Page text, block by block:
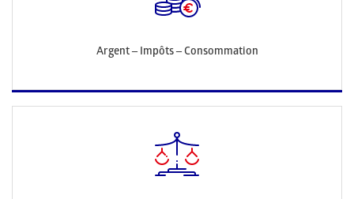
Argent – Impôts – Consommation